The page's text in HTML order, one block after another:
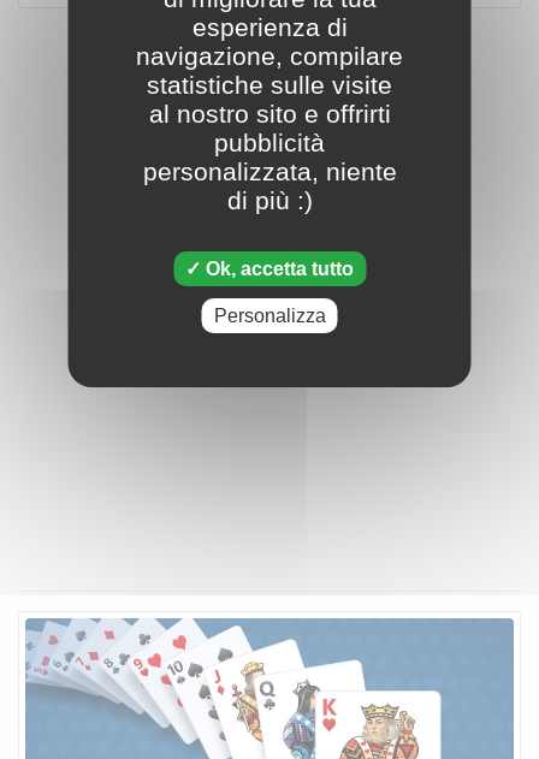
esperienza di
navigazione, compilare
statistiche sulle visite
al nostro sito e offrirti
pubblicità
personalizzata, niente
di più :)
Ok, accetta tutto
Personalizza